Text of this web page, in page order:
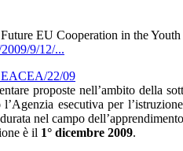
EU Cooperation in the
9/12/...
EACEA/22/09
proposte nell’ambito della
l’Agenzia esecutiva per
nel campo
è il 1° dicembre 2009.